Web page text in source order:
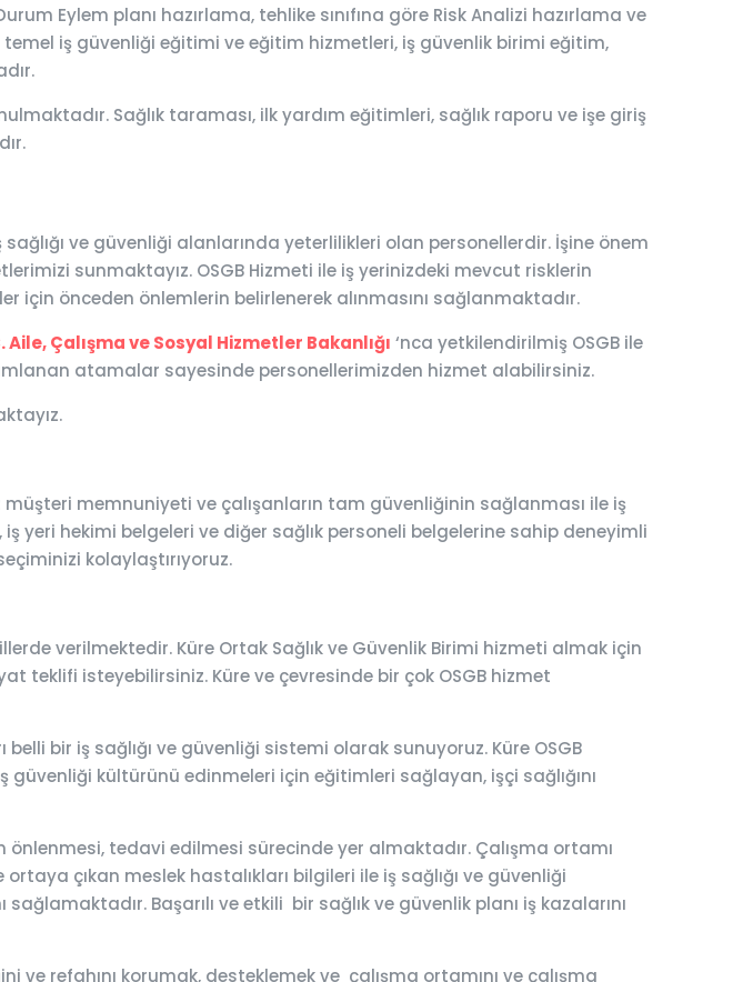
Eylem planı hazırlama, tehlike sınıfına göre Risk Analizi hazırlama ve
temel iş güvenliği eğitimi ve eğitim hizmetleri, iş güvenlik birimi eğitim,
Sağlık taraması, ilk yardım eğitimleri, sağlık raporu ve işe giriş
ve güvenliği alanlarında yeterlilikleri olan personellerdir. İşine önem
sunmaktayız. OSGB Hizmeti ile iş yerinizdeki mevcut risklerin
için önceden önlemlerin belirlenerek alınmasını sağlanmaktadır.
Aile, Çalışma ve Sosyal Hizmetler Bakanlığı ‘nca yetkilendirilmiş OSGB ile
atamalar sayesinde personellerimizden hizmet alabilirsiniz.
memnuniyeti ve çalışanların tam güvenliğinin sağlanması ile iş
yeri hekimi belgeleri ve diğer sağlık personeli belgelerine sahip deneyimli
kolaylaştırıyoruz.
verilmektedir. Küre Ortak Sağlık ve Güvenlik Birimi hizmeti almak için
teklifi isteyebilirsiniz. Küre ve çevresinde bir çok OSGB hizmet
bir iş sağlığı ve güvenliği sistemi olarak sunuyoruz. Küre OSGB
güvenliği kültürünü edinmeleri için eğitimleri sağlayan, işçi sağlığını
önlenmesi, tedavi edilmesi sürecinde yer almaktadır. Çalışma ortamı
çıkan meslek hastalıkları bilgileri ile iş sağlığı ve güvenliği
Başarılı ve etkili bir sağlık ve güvenlik planı iş kazalarını
ve refahını korumak, desteklemek ve çalışma ortamını ve çalışma